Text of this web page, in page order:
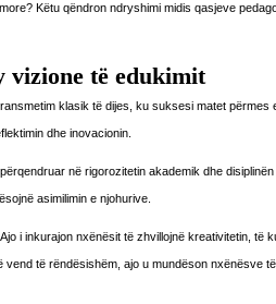
Këtu qëndron ndryshimi midis qasjeve
vizione të edukimit
klasik të dijes, ku suksesi matet
dhe inovacionin.
në rigorozitetin akademik dhe
asimilimin e njohurive.
i inkurajon nxënësit të zhvillojnë kreativitetin, të
të rëndësishëm, ajo u mundëson nxënësve